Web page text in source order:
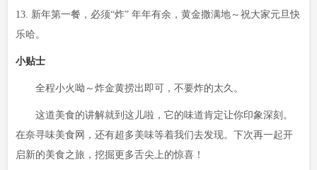
13. 新年第一餐，必须“炸” 年年有余，黄金撒满地～祝大家元旦快
乐哈。
小贴士
全程小火呦～炸金黄捞出即可，不要炸的太久。
这道美食的讲解就到这儿啦，它的味道肯定让你印象深刻。
在奈寻味美食网，还有超多美味等着我们去发现。下次再一起开
启新的美食之旅，挖掘更多舌尖上的惊喜！